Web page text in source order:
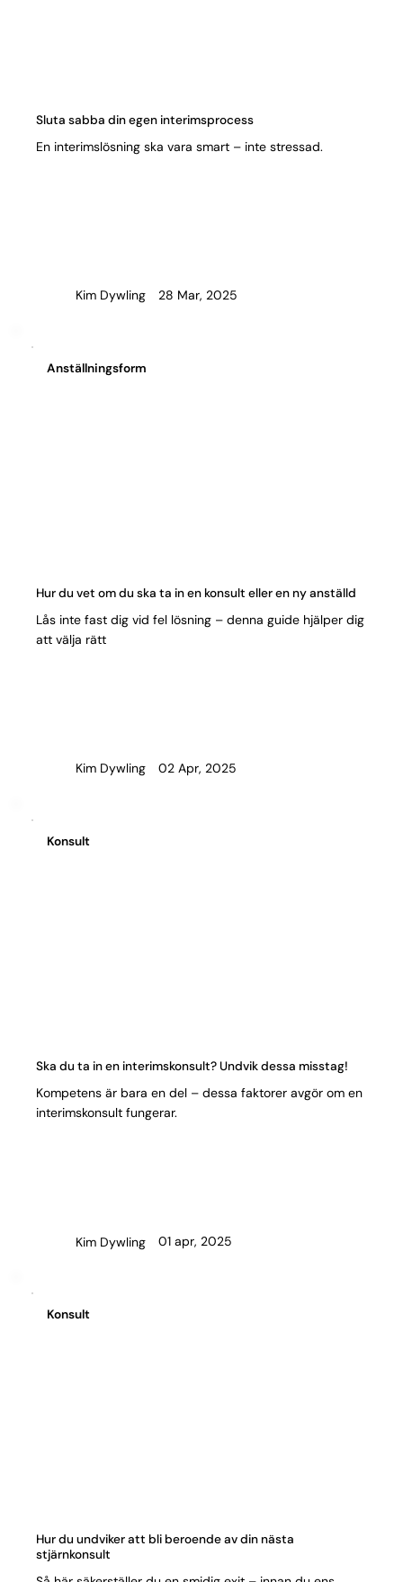
Kim Dywling 28 Mar, 2025
Sluta sabba din egen interimsprocess
En interimslösning ska vara smart – inte stressad.
Kim Dywling 02 Apr, 2025
Hur du vet om du ska ta in en konsult eller en ny anställd
Lås inte fast dig vid fel lösning – denna guide hjälper dig
att välja rätt
Anställningsform
Kim Dywling 01 apr, 2025
Ska du ta in en interimskonsult? Undvik dessa misstag!
Kompetens är bara en del – dessa faktorer avgör om en
interimskonsult fungerar.
Konsult
Hur du undviker att bli beroende av din nästa
stjärnkonsult
Konsult